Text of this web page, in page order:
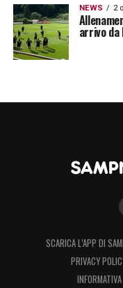
NEWS 2
arrivo da
SCARICA L’APP DI
PRIVACY